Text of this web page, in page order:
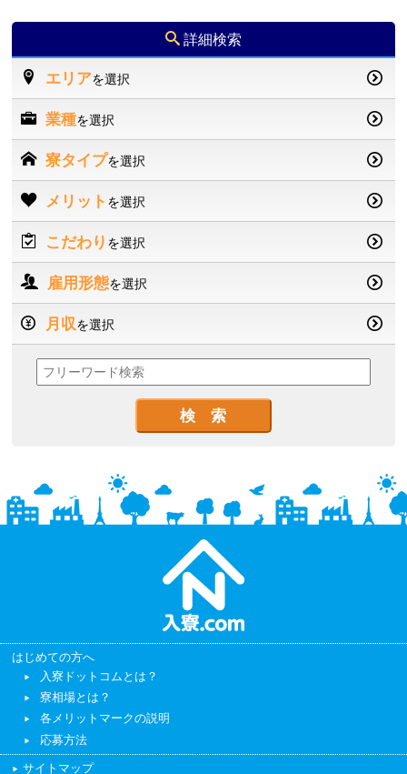
詳細検索
エリアを選択
業種を選択
寮タイプを選択
メリット を選択
こだわり を選択
雇用形態を選択
月収を選択
はじめての方へ
入寮ドットコムとは？
寮相場とは？
各メリットマークの説明
応募方法
サイトマップ